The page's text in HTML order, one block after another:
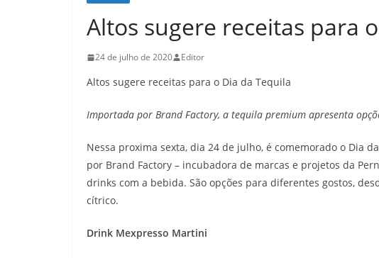
Altos sugere receitas para
24 de julho de 2020 Editor
Altos sugere receitas para o Dia da Tequila
Importada por Brand Factory, a tequila premium apresenta
Nessa proxima sexta, dia 24 de julho, é comemorado o Dia
por Brand Factory – incubadora de marcas e projetos da
drinks com a bebida. São opções para diferentes gostos,
cítrico.
Drink Mexpresso Martini